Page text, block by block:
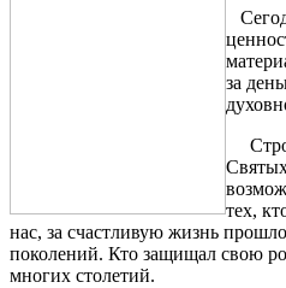
за
тех,
нас, за счастливую жизнь
поколений. Кто защищал свою
многих столетий.